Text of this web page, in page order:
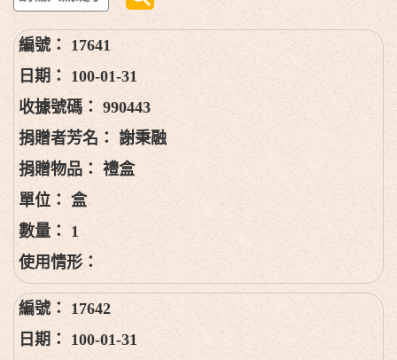
17641
100-01-31
990443
謝秉融
禮盒
盒
1
17642
100-01-31